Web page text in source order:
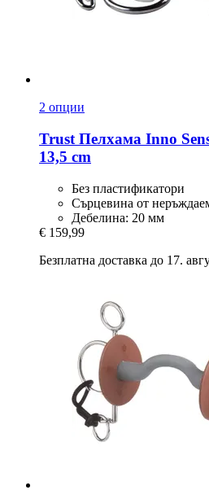
2 опции
Trust Пелхама Inno
13,5 cm
Без пластификатори
Сърцевина от
Дебелина: 20 мм
€ 159,99
Безплатна доставка до 17.